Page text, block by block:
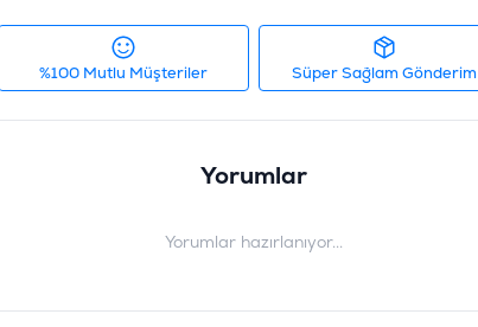
%100 Mutlu Müşteriler Süper Sağlam Gönderim
Yorumlar
Yorumlar hazırlanıyor...